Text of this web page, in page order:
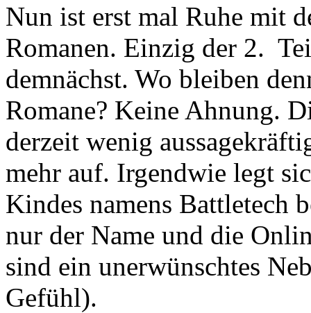
Nun ist erst mal Ruhe mit
Romanen. Einzig der 2.
demnächst. Wo bleiben
Romane? Keine Ahnung.
derzeit wenig
mehr auf. Irgendwie legt
Kindes namens
nur der Name und die
sind ein unerwünschtes
Gefühl).